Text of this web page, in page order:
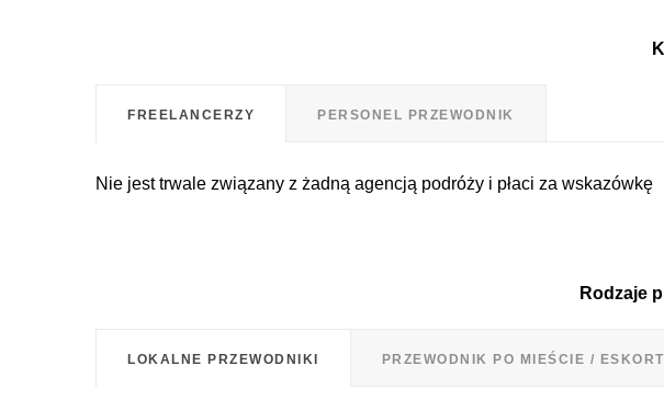
FREELANCERZY PERSONEL PRZEWODNIK
Nie jest trwale związany z żadną agencją podróży i płaci za wskazówkę
Rodzaje
LOKALNE PRZEWODNIKI PRZEWODNIK PO MIEŚCIE /